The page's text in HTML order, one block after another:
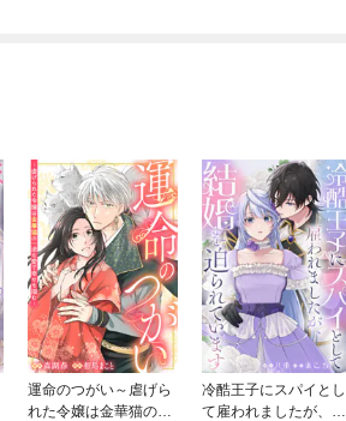
運命のつがい～虐げら
れた令嬢は金華猫の一
冷酷王子にスパイとし
て雇われましたが、結